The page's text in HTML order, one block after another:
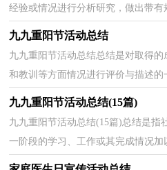
经验或情况进行分析研究，做出带
有利于我们学习和工作能力的提高，
九九重阳节活动总结
九九重阳节活动总结总结是对取得
和教训等方面情况进行评价与描述
找出错误并改正，让我们来为自己写
九九重阳节活动总结(15篇)
九九重阳节活动总结(15篇)总结是指
一阶段的学习、工作或其完成情况
规律性认识的一种书面材料，它可以